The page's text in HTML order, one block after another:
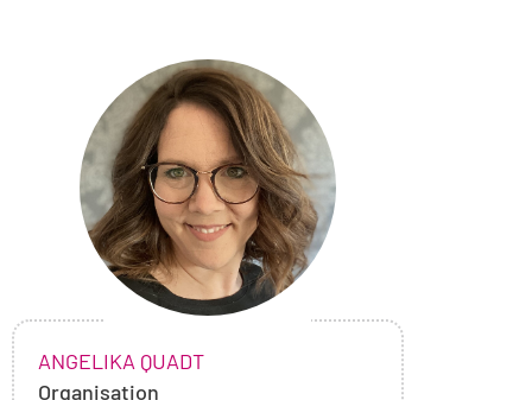
Foto
von
Angelika
Quadt
NAME:
ANGELIKA QUADT,
Organisation